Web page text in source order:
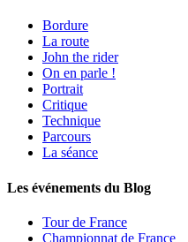
Bordure
La route
John the rider
On en parle !
Portrait
Critique
Technique
Parcours
La séance
Les événements du Blog
Tour de France
Championnat de France